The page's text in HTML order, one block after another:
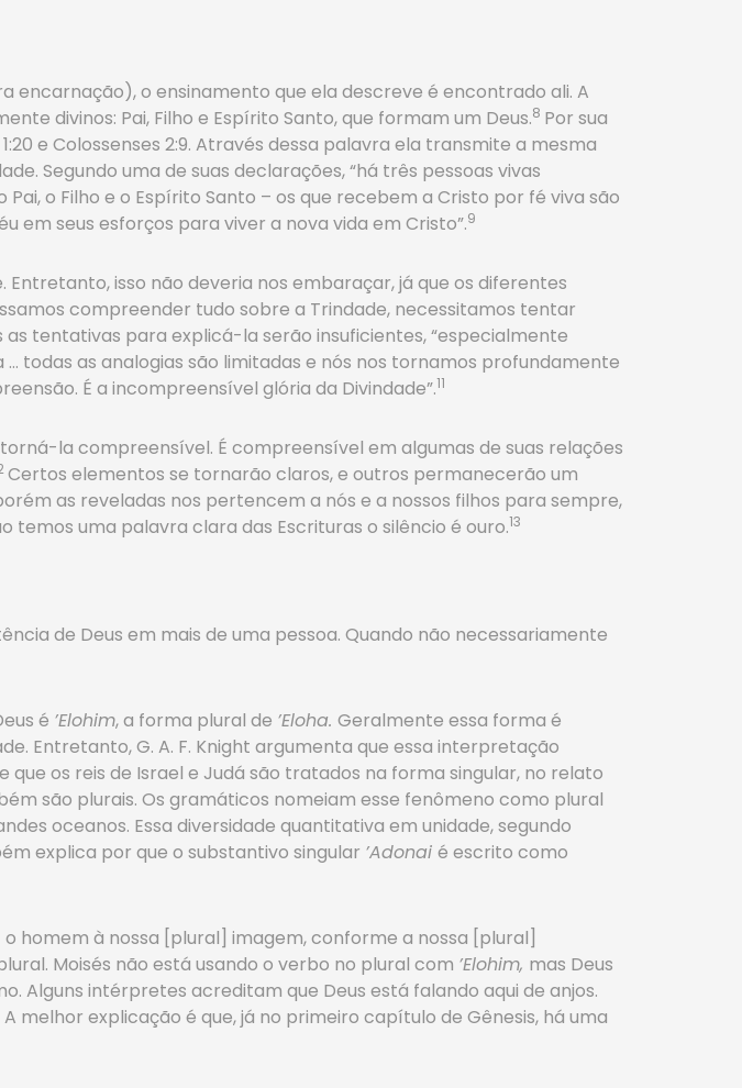
encarnação), o ensinamento que ela descreve é encontrado ali. A
divinos: Pai, Filho e Espírito Santo, que formam um Deus.8 Por sua
e Colossenses 2:9. Através dessa palavra ela transmite a mesma
Segundo uma de suas declarações, “há três pessoas vivas
o Filho e o Espírito Santo – os que recebem a Cristo por fé viva são
em seus esforços para viver a nova vida em Cristo”.9
isso não deveria nos embaraçar, já que os diferentes
compreender tudo sobre a Trindade, necessitamos tentar
tentativas para explicá-la serão insuficientes, “especialmente
todas as analogias são limitadas e nós nos tornamos profundamente
É a incompreensível glória da Divindade”.11
la compreensível. É compreensível em algumas de suas relações
Certos elementos se tornarão claros, e outros permanecerão um
as reveladas nos pertencem a nós e a nossos filhos para sempre,
temos uma palavra clara das Escrituras o silêncio é ouro.13
de Deus em mais de uma pessoa. Quando não necessariamente
é ’Elohim, a forma plural de ’Eloha. Geralmente essa forma é
Entretanto, G. A. F. Knight argumenta que essa interpretação
os reis de Israel e Judá são tratados na forma singular, no relato
são plurais. Os gramáticos nomeiam esse fenômeno como plural
oceanos. Essa diversidade quantitativa em unidade, segundo
explica por que o substantivo singular ’Adonai é escrito como
o homem à nossa [plural] imagem, conforme a nossa [plural]
Moisés não está usando o verbo no plural com ’Elohim, mas Deus
Alguns intérpretes acreditam que Deus está falando aqui de anjos.
melhor explicação é que, já no primeiro capítulo de Gênesis, há uma